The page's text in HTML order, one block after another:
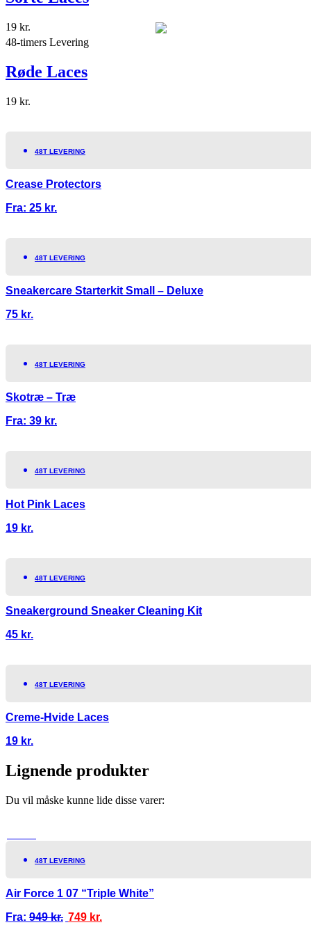
19 kr.
48-timers Levering
Røde Laces
19 kr.
48T LEVERING
Crease Protectors
Fra: 25 kr.
48T LEVERING
Sneakercare Starterkit Small – Deluxe
75 kr.
48T LEVERING
Skotræ – Træ
Fra: 39 kr.
48T LEVERING
Hot Pink Laces
19 kr.
48T LEVERING
Sneakerground Sneaker Cleaning Kit
45 kr.
48T LEVERING
Creme-Hvide Laces
19 kr.
Lignende produkter
Du vil måske kunne lide disse varer:
48T LEVERING
Air Force 1 07 “Triple White”
Fra: 949kr. 749 kr.